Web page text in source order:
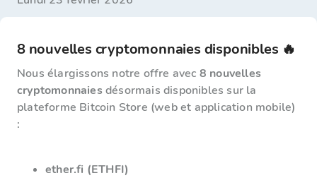
8 nouvelles cryptomonnaies disponibles 🔥
Nous élargissons notre offre avec 8 nouvelles
cryptomonnaiesdésormais disponibles sur la
plateforme Bitcoin Store (web et application mobile)
:
ether.fi (ETHFI)